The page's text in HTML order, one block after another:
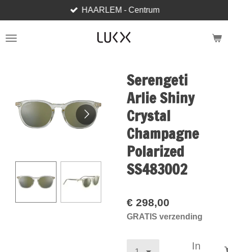
direct
naar
HAARLEM - Centrum
Serengeti
Arlie Shiny
Crystal
Champagne
Polarized
SS483002
€ 298,00
GRATIS verzending
In